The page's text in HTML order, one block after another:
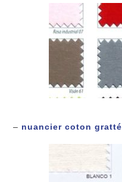
– nuancier coton gratté